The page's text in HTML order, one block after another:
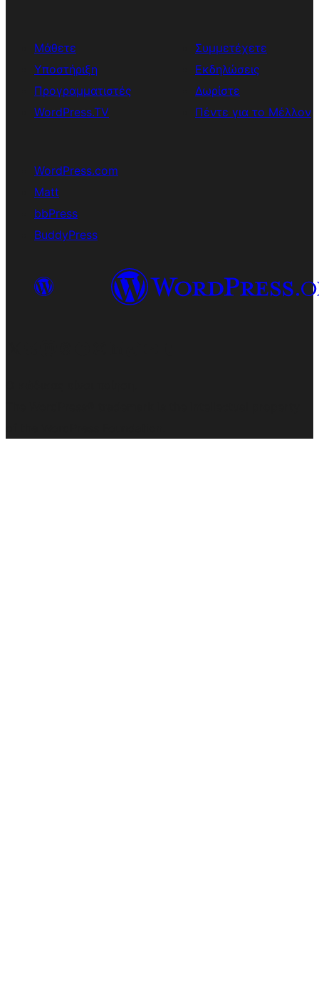
Μάθετε
Υποστήριξη
Προγραμματιστές
WordPress.TV
Συμμετέχετε
Εκδηλώσεις
Δωρίστε
Πέντε για το Μέλλον
WordPress.com
Matt
bbPress
BuddyPress